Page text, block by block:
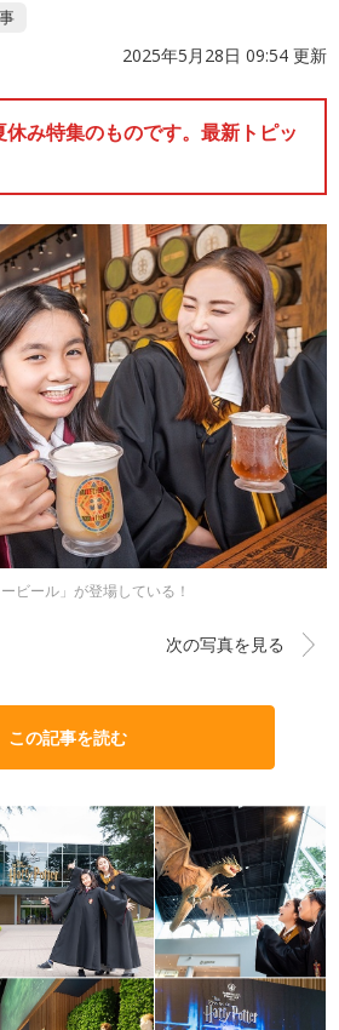
2025年5月28日 09:54 更新
み特集のものです。最新トピッ
ビール」が登場している！
次の写真を見る
この記事を読む